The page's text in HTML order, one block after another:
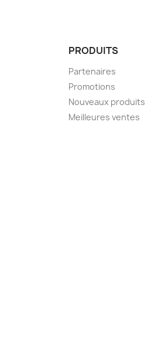
PRODUITS
Partenaires
Promotions
Nouveaux produits
Meilleures ventes